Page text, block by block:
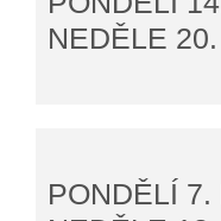
NEDĚLE
PONDĚLÍ